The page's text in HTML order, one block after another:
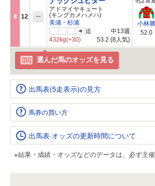
8 12 --
アドマイヤキュート
(キングカメハメハ)
美浦・杉浦
追
中13週
432kg(+30) 53.2 (8人気)
小林勝
52.0
選んだ馬のオッズを見る
出馬表(5走表示)の見方
馬券の買い方
出馬表·オッズの更新時間について
※結果・成績・オッズなどのデータは、必ず主